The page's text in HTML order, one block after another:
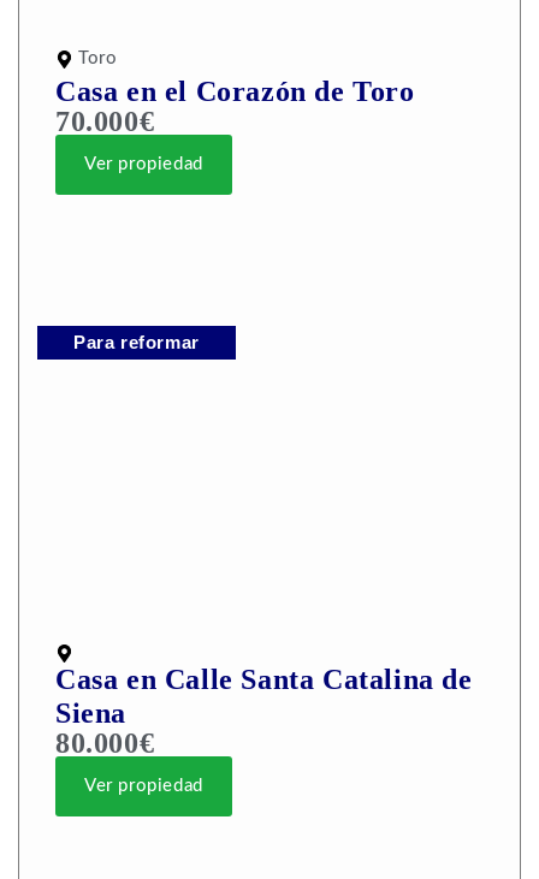
Toro
Casa en el Corazón de Toro
70.000€
Ver propiedad
Para reformar
Casa en Calle Santa Catalina de
Siena
80.000€
Ver propiedad